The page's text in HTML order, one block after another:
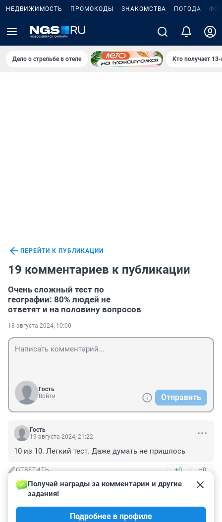
НЕДВИЖИМОСТЬ ПРОМОКОДЫ ЗНАКОМСТВА ПОГОДА
Дело о стрельбе в отеле Кто получает
ПЕРЕЙТИ К ПУБЛИКАЦИИ
19 комментариев к публикации
Очень сложный тест по
географии: 80% людей не
ответят и на половину вопросов
18 августа 2024, 10:00
Гость
Войти
Отправить
Гость
19 августа 2024, 21:22
10 из 10. Легкий тест. Даже думать не пришлось
ОТВЕТИТЬ +0 –0
Гость
19 августа 2024, 20:33
Совсем не сложный, но маленькие и новые
государства не сразу узнаваемы.
Получай награды за комментарии и другие
задания!
Подробнее в профиле